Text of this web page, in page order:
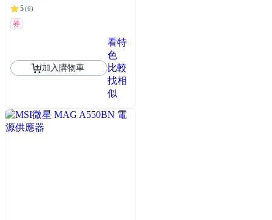
5(6)
券
加入購物車
看特
色
比較
找相
似